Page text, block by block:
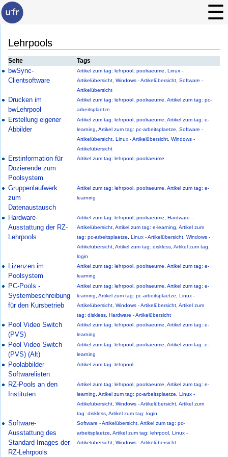
Lehrpools
Seite Tags
bwSync-
Clientsoftware
Artikel zum tag: lehrpool poolraeume
Linux -
Artikelübersicht Windows - Artikelübersicht Software -
Artikelübersicht
Drucken im
bwLehrpool
Artikel zum tag: lehrpool poolraeume Artikel zum tag: pc-
arbeitsplaetze
Erstellung eigener
Abbilder
Artikel zum tag: lehrpool poolraeume Artikel zum tag: e-
learning Artikel zum tag: pc-arbeitsplaetze
Software -
Artikelübersicht Linux - Artikelübersicht Windows -
Artikelübersicht
Erstinformation für
Dozierende zum
Poolsystem
Artikel zum tag: lehrpool poolraeume
Gruppenlaufwerk
zum
Datenaustausch
Artikel zum tag: lehrpool poolraeume Artikel zum tag: e-
learning
Hardware-
Ausstattung der RZ-
Lehrpools
Artikel zum tag: lehrpool poolraeume
Hardware -
Artikelübersicht Artikel zum tag: e-learning Artikel zum
tag: pc-arbeitsplaetze
Linux - Artikelübersicht Windows -
Artikelübersicht Artikel zum tag: diskless Artikel zum tag:
login
Lizenzen im
Poolsystem
Artikel zum tag: lehrpool poolraeume Artikel zum tag: e-
learning
PC-Pools -
Systembeschreibung
für den Kursbetrieb
Artikel zum tag: lehrpool poolraeume Artikel zum tag: e-
learning Artikel zum tag: pc-arbeitsplaetze
Linux -
Artikelübersicht Windows - Artikelübersicht Artikel zum
tag: diskless Hardware - Artikelübersicht
Pool Video Switch
(PVS)
Artikel zum tag: lehrpool poolraeume Artikel zum tag: e-
learning
Pool Video Switch
(PVS) (Alt)
Artikel zum tag: lehrpool poolraeume Artikel zum tag: e-
learning
Poolabbilder
Softwarelisten
Artikel zum tag: lehrpool
RZ-Pools an den
Instituten
Artikel zum tag: lehrpool poolraeume Artikel zum tag: e-
learning Artikel zum tag: pc-arbeitsplaetze
Linux -
Artikelübersicht Windows - Artikelübersicht Artikel zum
tag: diskless Artikel zum tag: login
Software-
Ausstattung des
Standard-Images der
RZ-Lehrpools
Software - Artikelübersicht Artikel zum tag: pc-
arbeitsplaetze Artikel zum tag: lehrpool Linux -
Artikelübersicht Windows - Artikelübersicht